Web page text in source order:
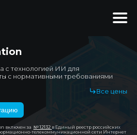
с технологией ИИ для
с нормативными требованиями
Все цены
включен за № 12132 в Единый реестр российских
телекоммуникационной сети Интернет